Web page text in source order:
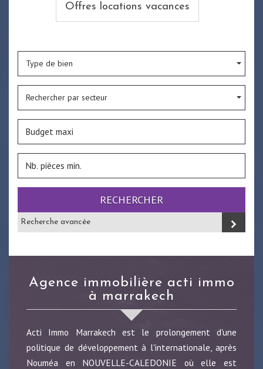
Offres locations vacances
Type de bien
Rechercher par secteur
RECHERCHER
Recherche avancée
agence immobilière acti immo
à marrakech
Acti Immo Marrakech est le prolongement d'une
politique de développement à l'internationale, après
Nouméa en NOUVELLE-CALEDONIE où elle est